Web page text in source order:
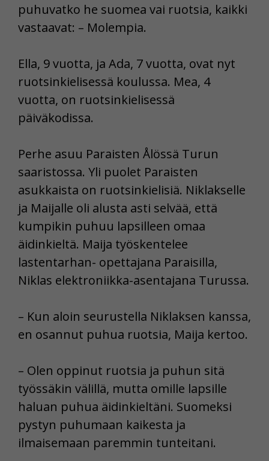
puhuvatko he suomea vai ruotsia, kaikki
vastaavat: – Molempia.
Ella, 9 vuotta, ja Ada, 7 vuotta, ovat nyt
ruotsinkielisessä koulussa. Mea, 4
vuotta, on ruotsinkielisessä
päiväkodissa.
Perhe asuu Paraisten Ålössä Turun
saaristossa. Yli puolet Paraisten
asukkaista on ruotsinkielisiä. Niklakselle
ja Maijalle oli alusta asti selvää, että
kumpikin puhuu lapsilleen omaa
äidinkieltä. Maija työskentelee
lastentarhan- opettajana Paraisilla,
Niklas elektroniikka-asentajana Turussa.
– Kun aloin seurustella Niklaksen kanssa,
en osannut puhua ruotsia, Maija kertoo.
– Olen oppinut ruotsia ja puhun sitä
työssäkin välillä, mutta omille lapsille
haluan puhua äidinkieltäni. Suomeksi
pystyn puhumaan kaikesta ja
ilmaisemaan paremmin tunteitani.